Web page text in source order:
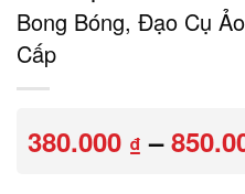
Bong Bóng, Đạo Cụ
Cấp
380.000 ₫ –